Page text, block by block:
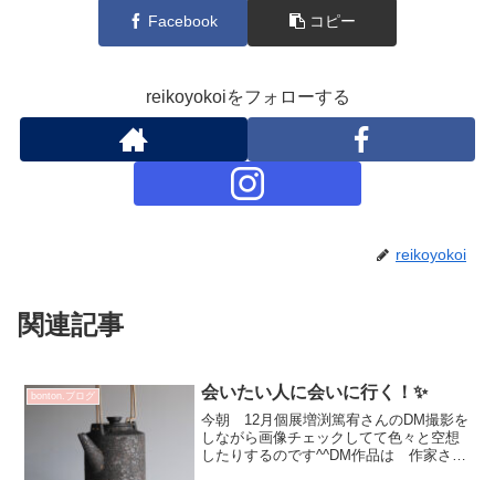
Facebook コピー
reikoyokoiをフォローする
reikoyokoi
関連記事
bonton.ブログ 会いたい人に会いに行く！✨
今朝 12月個展増渕篤宥さんのDM撮影を
しながら画像チェックしてて色々と空想
したりするのです^^DM作品は 作家さん